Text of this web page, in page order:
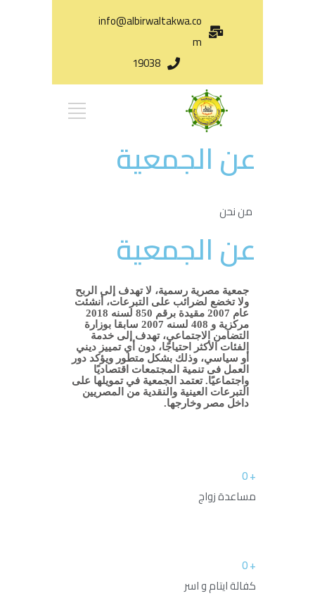
info@albirwaltakwa.co
m
19038
عن الجمعية
من نحن
عن الجمعية
جمعية مصرية رسمية، لا تهدف إلى الربح
ولا تخضع لضرائب على التبرعات، أنشئت
عام 2007 مقيدة برقم 850 لسنه 2018
مركزية و 408 لسنه 2007 سابقا بوزارة
التضامن الاجتماعي، تهدف إلى خدمة
الفئات الأكثر احتياجًا، دون أي تمييز ديني
أو سياسي، وذلك بشكل متطور ويؤكد دور
العمل فى تنمية المجتمعات اقتصاديًا
واجتماعيًا. تعتمد الجمعية في تمويلها على
التبرعات العينية والنقدية من المصريين
داخل مصر وخارجها.
+
0
مساعدة زواج
+
0
كفالة ايتام و اسر